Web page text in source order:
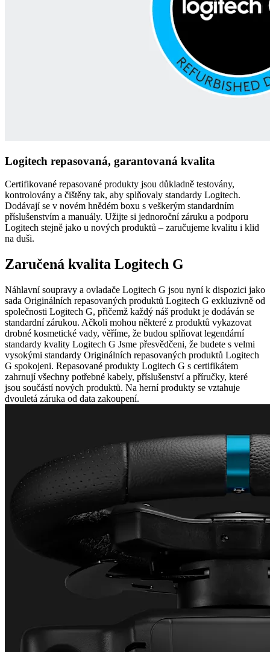
Logitech repasovaná, garantovaná kvalita
Certifikované repasované produkty jsou důkladně testovány,
kontrolovány a čištěny tak, aby splňovaly standardy Logitech.
Dodávají se v novém hnědém boxu s veškerým standardním
příslušenstvím a manuály. Užijte si jednoroční záruku a podporu
Logitech stejně jako u nových produktů – zaručujeme kvalitu i klid
na duši.
Zaručená kvalita Logitech G
Náhlavní soupravy a ovladače Logitech G jsou nyní k dispozici jako
sada Originálních repasovaných produktů Logitech G exkluzivně od
společnosti Logitech G, přičemž každý náš produkt je dodáván se
standardní zárukou. Ačkoli mohou některé z produktů vykazovat
drobné kosmetické vady, věříme, že budou splňovat legendární
standardy kvality Logitech G Jsme přesvědčeni, že budete s velmi
vysokými standardy Originálních repasovaných produktů Logitech
G spokojeni. Repasované produkty Logitech G s certifikátem
zahrnují všechny potřebné kabely, příslušenství a příručky, které
jsou součástí nových produktů. Na herní produkty se vztahuje
dvouletá záruka od data zakoupení.